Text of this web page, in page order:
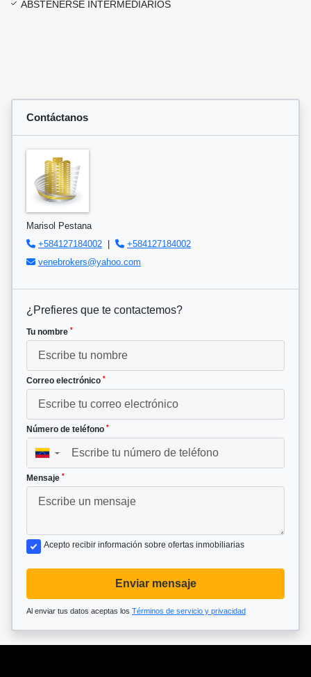
ABSTENERSE INTERMEDIARIOS
Contáctanos
Marisol Pestana
+584127184002
+584127184002
venebrokers@yahoo.com
¿Prefieres que te contactemos?
Tu nombre *
Correo electrónico *
Número de teléfono *
▼
Mensaje *
Acepto recibir información sobre ofertas inmobiliarias
Enviar mensaje
Al enviar tus datos aceptas los Términos de servicio y privacidad